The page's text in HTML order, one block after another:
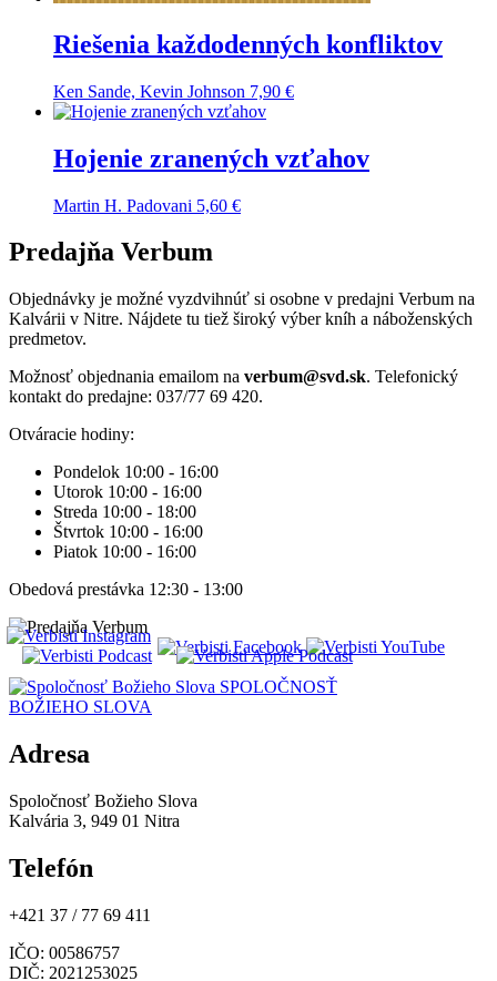
Riešenia každodenných konfliktov
Ken Sande, Kevin Johnson 7,90 €
Hojenie zranených vzťahov
Martin H. Padovani 5,60 €
Predajňa Verbum
Objednávky je možné vyzdvihnúť si osobne v predajni Verbum na
Kalvárii v Nitre. Nájdete tu tiež široký výber kníh a náboženských
predmetov.
Možnosť objednania emailom na verbum@svd.sk. Telefonický
kontakt do predajne: 037/77 69 420.
Otváracie hodiny:
Pondelok 10:00 - 16:00
Utorok 10:00 - 16:00
Streda 10:00 - 18:00
Štvrtok 10:00 - 16:00
Piatok 10:00 - 16:00
Obedová prestávka 12:30 - 13:00
SPOLOČNOSŤ
BOŽIEHO SLOVA
Adresa
Spoločnosť Božieho Slova
Kalvária 3, 949 01 Nitra
Telefón
+421 37 / 77 69 411
IČO: 00586757
DIČ: 2021253025